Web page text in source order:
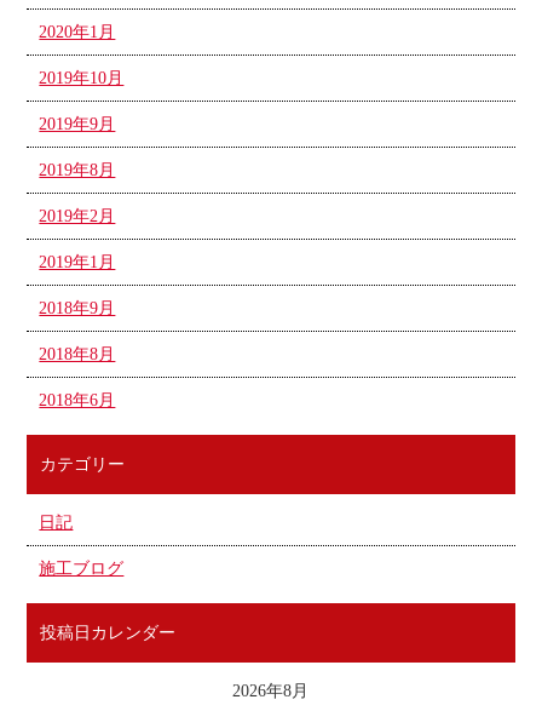
2020年1月
2019年10月
2019年9月
2019年8月
2019年2月
2019年1月
2018年9月
2018年8月
2018年6月
カテゴリー
日記
施工ブログ
投稿日カレンダー
2026年8月